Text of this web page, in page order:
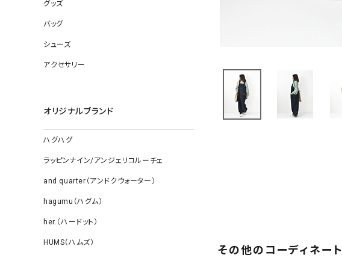
グッズ
バッグ
シューズ
アクセサリー
オリジナルブランド
ハグハグ
ラッピンナイン/アンジェリコルーチェ
and quarter（アンドクウォーター）
hagumu（ハグム）
her.（ハードット）
HUMS（ハムズ）
その他のコーディネート